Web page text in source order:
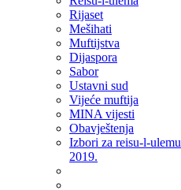
Rijaset
Mešihati
Muftijstva
Dijaspora
Sabor
Ustavni sud
Vijeće muftija
MINA vijesti
Obavještenja
Izbori za reisu-l-ulemu
2019.